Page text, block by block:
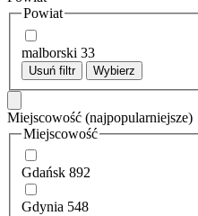
Powiat
malborski 33
Usuń filtr Wybierz
Miejscowość (najpopularniejsze)
Miejscowość
Gdańsk 892
Gdynia 548